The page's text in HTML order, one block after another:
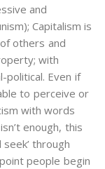
and
Capitalism is
others and
with
political. Even if
to perceive or
with words
enough, this
seek’ through
people begin